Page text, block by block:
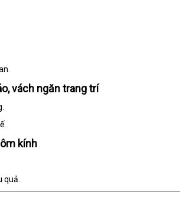
vách ngăn trang trí
kính
quả.